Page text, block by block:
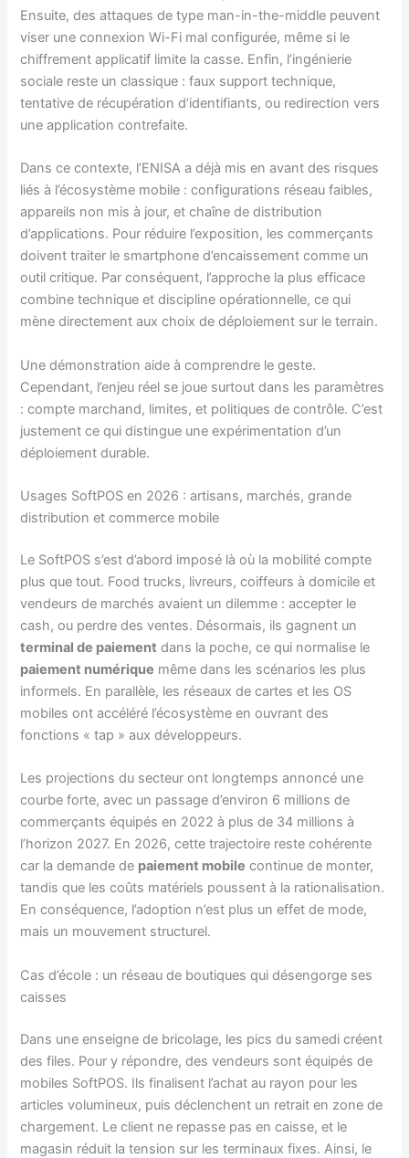
Ensuite, des attaques de type man-in-the-middle peuvent
viser une connexion Wi-Fi mal configurée, même si le
chiffrement applicatif limite la casse. Enfin, l’ingénierie
sociale reste un classique : faux support technique,
tentative de récupération d’identifiants, ou redirection vers
une application contrefaite.
Dans ce contexte, l’ENISA a déjà mis en avant des risques
liés à l’écosystème mobile : configurations réseau faibles,
appareils non mis à jour, et chaîne de distribution
d’applications. Pour réduire l’exposition, les commerçants
doivent traiter le smartphone d’encaissement comme un
outil critique. Par conséquent, l’approche la plus efficace
combine technique et discipline opérationnelle, ce qui
mène directement aux choix de déploiement sur le terrain.
Une démonstration aide à comprendre le geste.
Cependant, l’enjeu réel se joue surtout dans les paramètres
: compte marchand, limites, et politiques de contrôle. C’est
justement ce qui distingue une expérimentation d’un
déploiement durable.
Usages SoftPOS en 2026 : artisans, marchés, grande
distribution et commerce mobile
Le SoftPOS s’est d’abord imposé là où la mobilité compte
plus que tout. Food trucks, livreurs, coiffeurs à domicile et
vendeurs de marchés avaient un dilemme : accepter le
cash, ou perdre des ventes. Désormais, ils gagnent un
terminal de paiement dans la poche, ce qui normalise le
paiement numérique même dans les scénarios les plus
informels. En parallèle, les réseaux de cartes et les OS
mobiles ont accéléré l’écosystème en ouvrant des
fonctions « tap » aux développeurs.
Les projections du secteur ont longtemps annoncé une
courbe forte, avec un passage d’environ 6 millions de
commerçants équipés en 2022 à plus de 34 millions à
l’horizon 2027. En 2026, cette trajectoire reste cohérente
car la demande de paiement mobile continue de monter,
tandis que les coûts matériels poussent à la rationalisation.
En conséquence, l’adoption n’est plus un effet de mode,
mais un mouvement structurel.
Cas d’école : un réseau de boutiques qui désengorge ses
caisses
Dans une enseigne de bricolage, les pics du samedi créent
des files. Pour y répondre, des vendeurs sont équipés de
mobiles SoftPOS. Ils finalisent l’achat au rayon pour les
articles volumineux, puis déclenchent un retrait en zone de
chargement. Le client ne repasse pas en caisse, et le
magasin réduit la tension sur les terminaux fixes. Ainsi, le